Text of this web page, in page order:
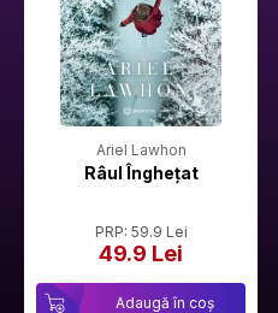
Ariel Lawhon
Râul Înghețat
PRP: 59.9 Lei
49.9 Lei
Adaugă în coș